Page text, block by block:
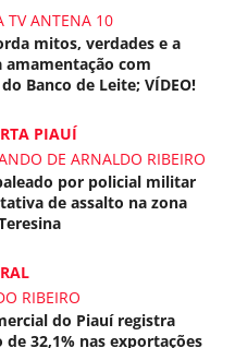
TV ANTENA 10
mitos, verdades e a
amamentação com
Banco de Leite; VÍDEO!
PIAUÍ
DE ARNALDO RIBEIRO
por policial militar
de assalto na zona
RIBEIRO
do Piauí registra
de 32,1% nas exportações